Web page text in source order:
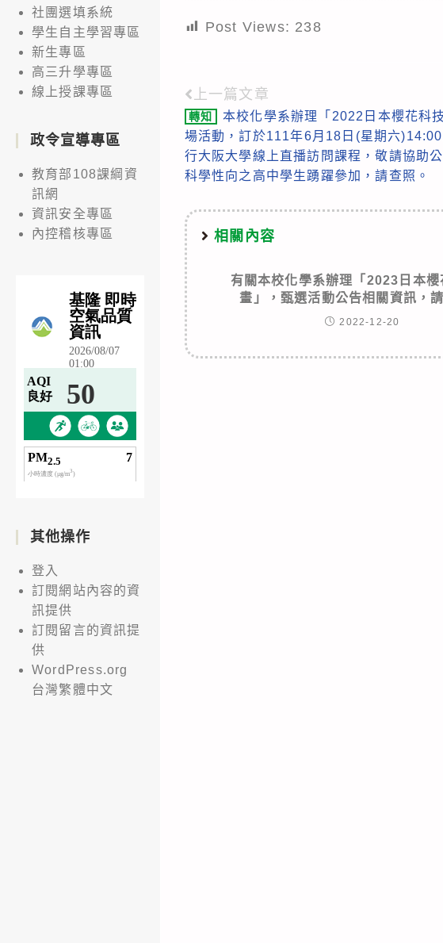
Post Views: 238
Read
more
articles
上一篇文章
轉知
本校化學系辦理「2022日本櫻花科
場活動，訂於111年6月18日(星期六
行大阪大學線上直播訪問課程，敬請協助
科學性向之高中學生踴躍參加，請查照。
相關內容
有關本校化學系辦理「2023日本櫻
畫」，甄選活動公告相關資訊，
2022-12-20
社團選填系統
學生自主學習專區
新生專區
高三升學專區
線上授課專區
政令宣導專區
教育部108課綱資
訊網
資訊安全專區
內控稽核專區
其他操作
登入
訂閱網站內容的資
訊提供
訂閱留言的資訊提
供
WordPress.org
台灣繁體中文